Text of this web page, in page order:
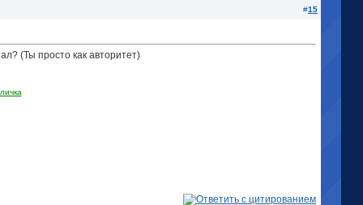
#15
(Ты просто как авторитет)